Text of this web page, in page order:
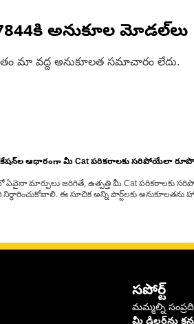
కి అనుకూల మోడల్‌లు
మా వద్ద అనుకూలత సమాచారం లేదు.
ఆధారంగా మీ Cat పరికరాలకు సరిపోయేలా
మార్పులు జరిగితే, ఉత్పత్తి మీ Cat పరికరాలకు
ఈ సూచిక అన్ని పార్ట్‌లకు అనుకూలతను
సపోర్ట్
మమ్మల్ని